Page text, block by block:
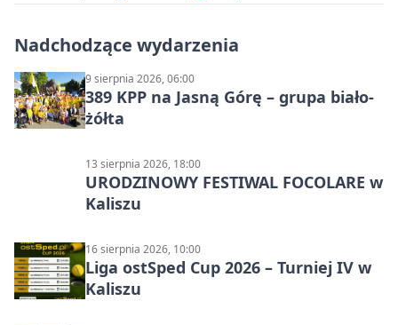
Nadchodzące wydarzenia
9 sierpnia 2026, 06:00
389 KPP na Jasną Górę – grupa biało-
żółta
13 sierpnia 2026, 18:00
URODZINOWY FESTIWAL FOCOLARE w
Kaliszu
16 sierpnia 2026, 10:00
Liga ostSped Cup 2026 – Turniej IV w
Kaliszu